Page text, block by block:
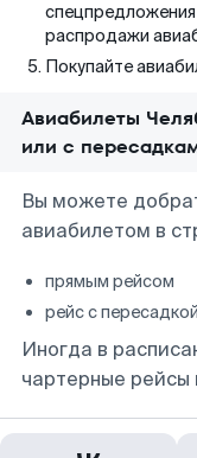
спецпредложения
распродажи
Покупайте
Авиабилеты
или с
Вы можете
авиабилетом в
прямым рейсом
рейс с пересадкой
Иногда в
чартерные рейсы